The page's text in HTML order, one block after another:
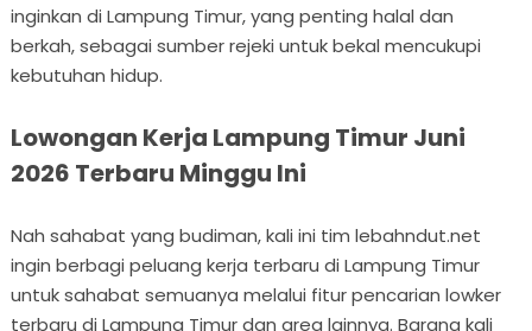
inginkan di Lampung Timur, yang penting halal dan
berkah, sebagai sumber rejeki untuk bekal mencukupi
kebutuhan hidup.
Lowongan Kerja Lampung Timur Juni
2026 Terbaru Minggu Ini
Nah sahabat yang budiman, kali ini tim lebahndut.net
ingin berbagi peluang kerja terbaru di Lampung Timur
untuk sahabat semuanya melalui fitur pencarian lowker
terbaru di Lampung Timur dan area lainnya. Barang kali